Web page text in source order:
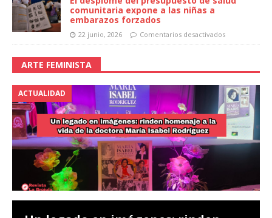
El desplome del presupuesto de salud
comunitaria expone a las niñas a
ARTE FEMINISTA
ACTUALIDAD